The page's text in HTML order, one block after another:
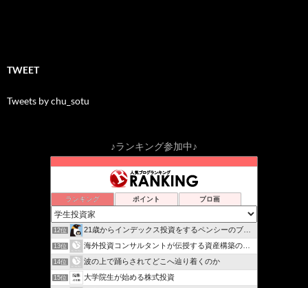
TWEET
Tweets by chu_sotu
♪ランキング参加中♪
ランキング ポイント ブロ画
12位 21歳からインデックス投資をするペンシーのブログ
13位 海外投資コンサルタントが伝授する資産構築の方法
14位 波の上で踊らされてどこへ辿り着くのか
15位 大学院生が始める株式投資